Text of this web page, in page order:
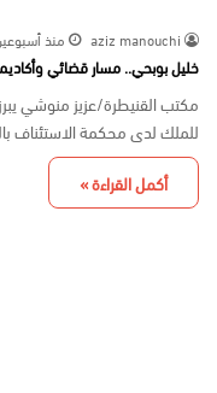
aziz manouchi منذ
خليل بوبحي.. مسار قضائي
مكتب القنيطرة/عزيز منوشي
للملك لدى محكمة الاستئناف
أكمل القراءة »